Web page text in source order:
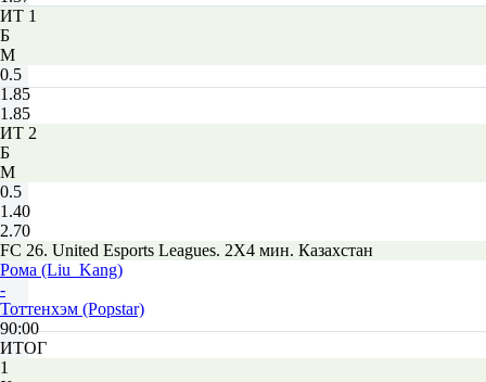
ИТ 1
Б
М
0.5
1.85
1.85
ИТ 2
Б
М
0.5
1.40
2.70
FC 26. United Esports Leagues. 2X4 мин. Казахстан
Рома (Liu_Kang)
-
Тоттенхэм (Popstar)
90:00
ИТОГ
1